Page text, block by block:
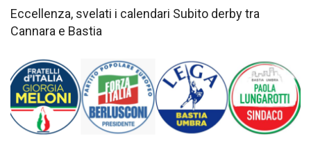
Eccellenza, svelati i calendari Subito derby tra
Cannara e Bastia